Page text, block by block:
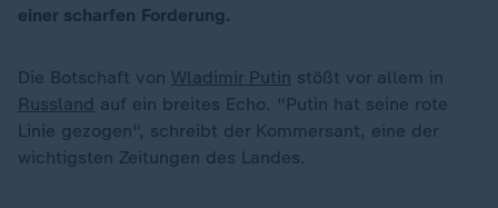
einer scharfen Forderung.
Die Botschaft von Wladimir Putin stößt vor allem in
Russland auf ein breites Echo. "Putin hat seine rote
Linie gezogen", schreibt der Kommersant, eine der
wichtigsten Zeitungen des Landes.